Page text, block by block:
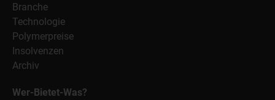
Branche
Technologie
Polymerpreise
Insolvenzen
Archiv
Wer-Bietet-Was?